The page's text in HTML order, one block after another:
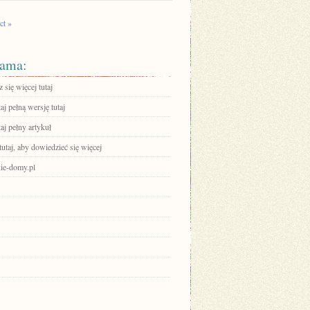
»
się więcej tutaj
pełną wersję tutaj
pełny artykuł
aby dowiedzieć się więcej
domy.pl